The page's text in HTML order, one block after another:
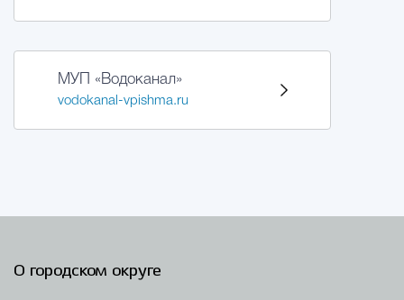
МУП «Водоканал»
vodokanal-vpishma.ru
О городском округе